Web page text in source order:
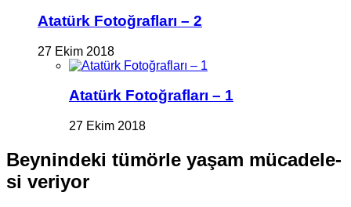
Atatürk Fotoğrafları – 2
27 Ekim 2018
Atatürk Fotoğrafları – 1
27 Ekim 2018
Bey­nin­de­ki tü­mör­le yaşam mü­ca­de­le­
si ve­ri­yor